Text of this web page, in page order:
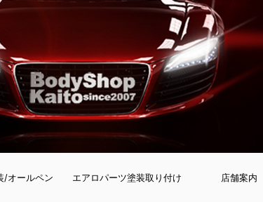
/オールペン エアロパーツ塗装取り付け 店舗案内